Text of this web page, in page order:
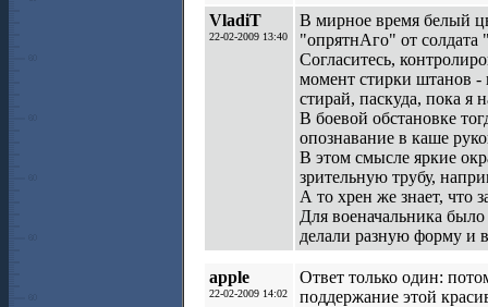
VladiT
22-02-2009 13:40
В мирное время белый
"опрятнАго" от солдата
Согласитесь,
момент стирки штанов -
стирай, паскуда, пока я
В боевой обстановке
опознавание в каше
В этом смысле яркие
зрительную трубу,
А то хрен же знает, что
Для военачальника
делали разную форму и
apple
22-02-2009 14:02
Ответ только один:
поддержание этой